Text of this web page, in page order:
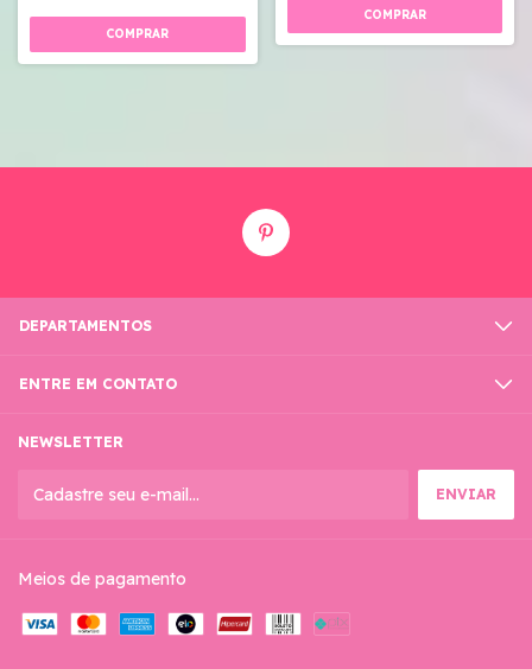
DEPARTAMENTOS
ENTRE EM CONTATO
NEWSLETTER
Meios de pagamento